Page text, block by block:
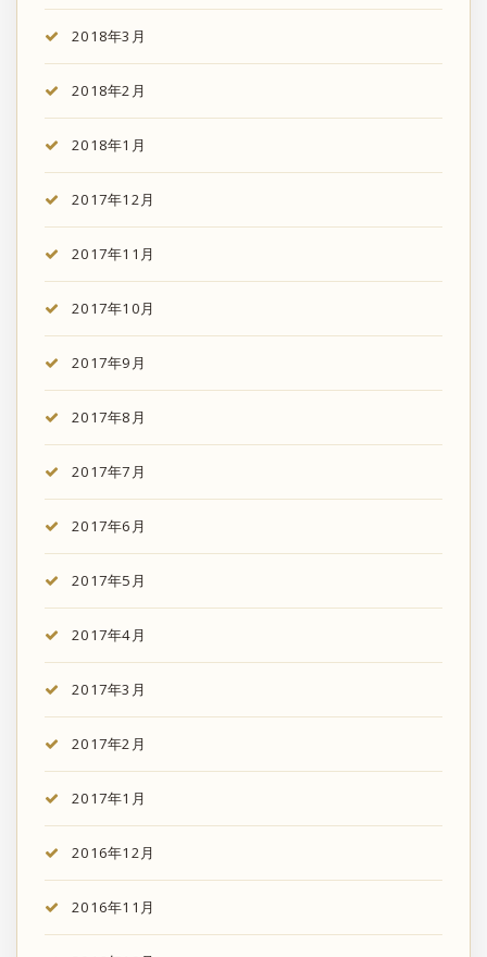
2018年3月
2018年2月
2018年1月
2017年12月
2017年11月
2017年10月
2017年9月
2017年8月
2017年7月
2017年6月
2017年5月
2017年4月
2017年3月
2017年2月
2017年1月
2016年12月
2016年11月